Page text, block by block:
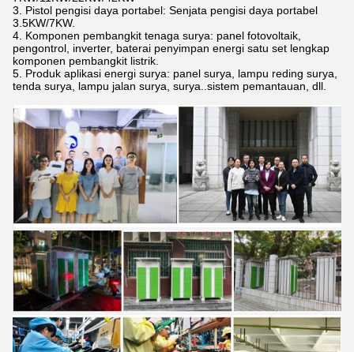
3. Pistol pengisi daya portabel: Senjata pengisi daya portabel
3.5KW/7KW.
4. Komponen pembangkit tenaga surya: panel fotovoltaik,
pengontrol, inverter, baterai penyimpan energi satu set lengkap
komponen pembangkit listrik.
5. Produk aplikasi energi surya: panel surya, lampu reding surya,
tenda surya, lampu jalan surya, surya..sistem pemantauan, dll.